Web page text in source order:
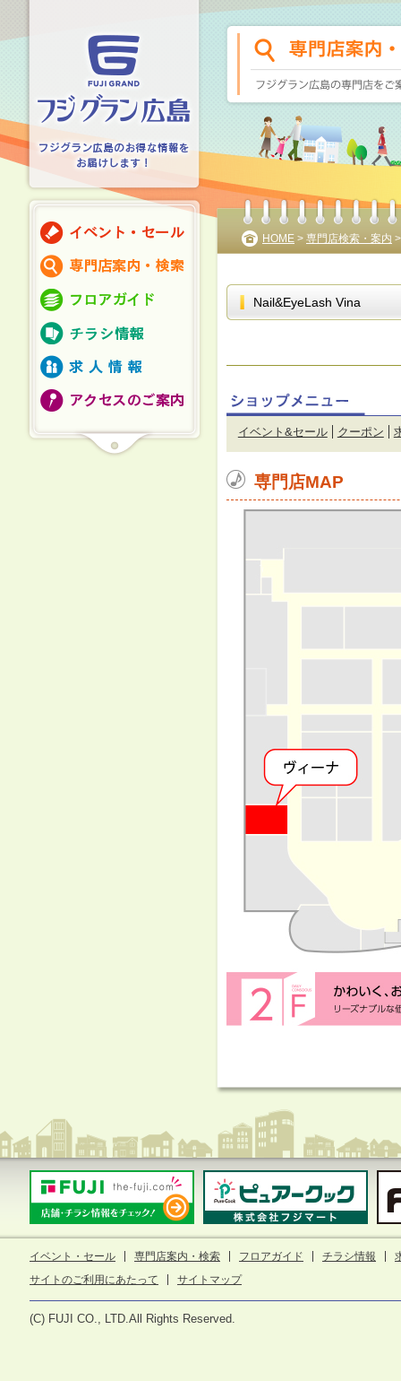
HOME > 専門店検索・案内
Nail&EyeLash Vina
イベント&セール クーポン
専門店MAP
イベント・セール 専門店案内・検索 フロアガイド チラシ情報
サイトのご利用にあたって
サイトマップ
(C) FUJI CO., LTD.All Rights Reserved.